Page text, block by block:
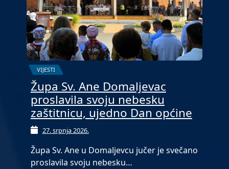
VIJESTI
Župa Sv. Ane Domaljevac
proslavila svoju nebesku
zaštitnicu, ujedno Dan općine
27. srpnja 2026.
Župa Sv. Ane u Domaljevcu jučer je svečano
proslavila svoju nebesku…